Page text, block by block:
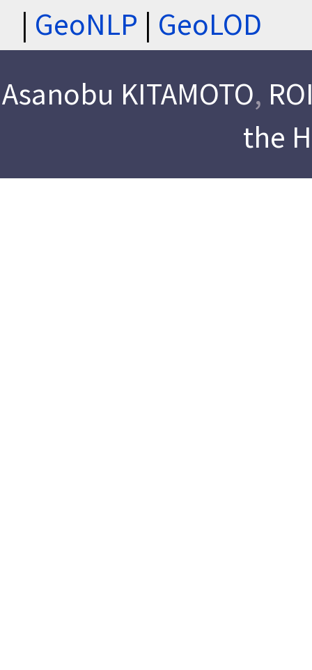
| GeoNLP | GeoLOD
Asanobu KITAMOTO,
the